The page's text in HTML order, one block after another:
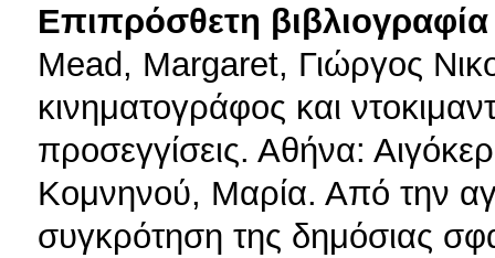
Επιπρόσθετη βιβλιογραφία
Mead, Margaret, Γιώργος
κινηματογράφος και
προσεγγίσεις. Αθήνα:
Κομνηνού, Μαρία. Από την
συγκρότηση της δημόσιας